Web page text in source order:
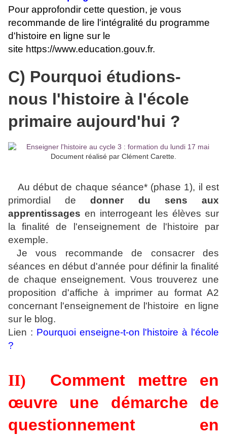
Pour approfondir cette question, je vous
recommande de lire l'intégralité du programme
d'histoire en ligne sur le
site https://www.education.gouv.fr.
C) Pourquoi étudions-
nous l'histoire à l'école
primaire aujourd'hui ?
Document réalisé par Clément Carette.
Au début de chaque séance* (phase 1), il est
primordial dedonner du sens aux
apprentissages en interrogeant les élèves sur
la finalité de l'enseignement de l'histoire par
exemple.
Je vous recommande de consacrer des
séances en début d'année pour définir la finalité
de chaque enseignement. Vous trouverez une
proposition d'affiche à imprimer au format A2
concernant l'enseignement de l'histoire en ligne
sur le blog.
Lien : Pourquoi enseigne-t-on l'histoire à l'école
?
II)
Comment mettre en
œuvre une démarche de
questionnement en